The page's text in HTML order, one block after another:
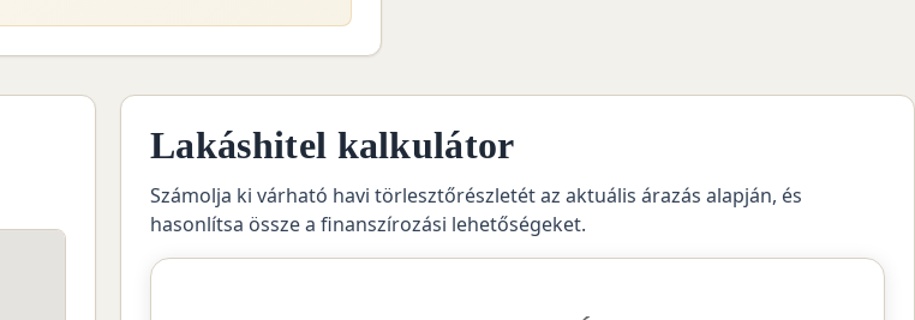
Lakáshitel kalkulátor
Számolja ki várható havi törlesztőrészletét az aktuális árazás alapján, és
hasonlítsa össze a finanszírozási lehetőségeket.